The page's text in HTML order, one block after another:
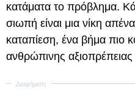
κατάματα το πρόβλημα.
σιωπή είναι μια νίκη
καταπίεση, ένα βήμα πιο
ανθρώπινης αξιοπρέπειας